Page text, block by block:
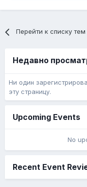
Перейти к списку тем
Недавно
Ни один
эту страницу.
Upcoming Events
No
Recent Event